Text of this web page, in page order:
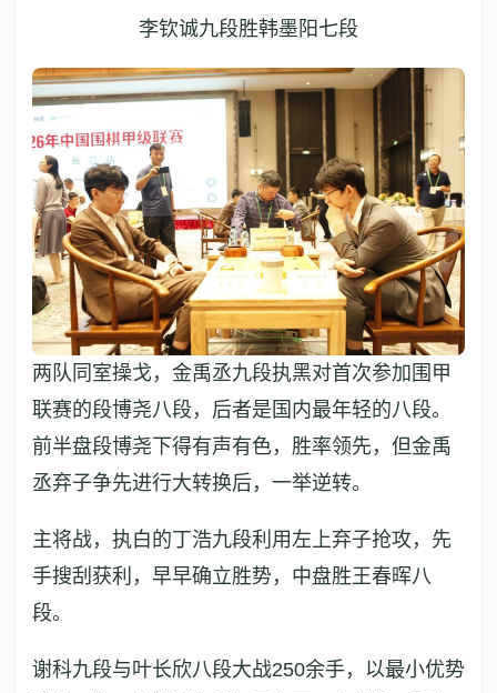
李钦诚九段胜韩墨阳七段
两队同室操戈，金禹丞九段执黑对首次参加围甲
联赛的段博尧八段，后者是国内最年轻的八段。
前半盘段博尧下得有声有色，胜率领先，但金禹
丞弃子争先进行大转换后，一举逆转。
主将战，执白的丁浩九段利用左上弃子抢攻，先
手搜刮获利，早早确立胜势，中盘胜王春晖八
段。
谢科九段与叶长欣八段大战250余手，以最小优势